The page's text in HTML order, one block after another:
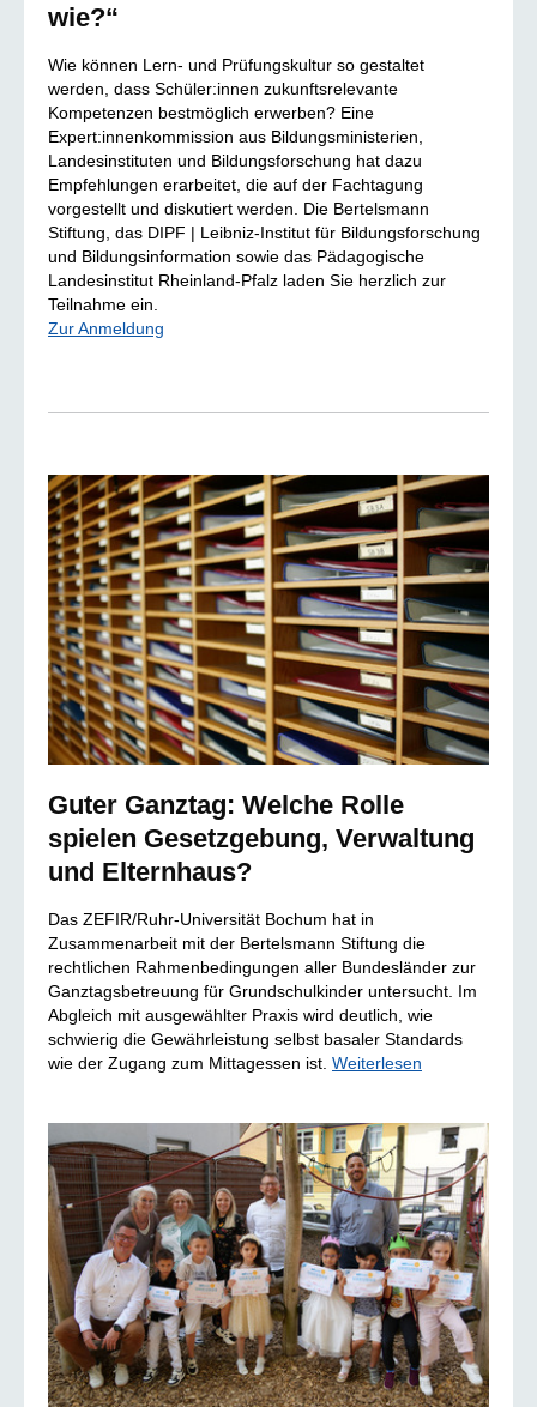
wie?“
Wie können Lern- und Prüfungskultur so gestaltet
werden, dass Schüler:innen zukunftsrelevante
Kompetenzen bestmöglich erwerben? Eine
Expert:innenkommission aus Bildungsministerien,
Landesinstituten und Bildungsforschung hat dazu
Empfehlungen erarbeitet, die auf der Fachtagung
vorgestellt und diskutiert werden. Die Bertelsmann
Stiftung, das DIPF | Leibniz-Institut für Bildungsforschung
und Bildungsinformation sowie das Pädagogische
Landesinstitut Rheinland-Pfalz laden Sie herzlich zur
Teilnahme ein.
Zur Anmeldung
Guter Ganztag: Welche Rolle
spielen Gesetzgebung, Verwaltung
und Elternhaus?
Das ZEFIR/Ruhr-Universität Bochum hat in
Zusammenarbeit mit der Bertelsmann Stiftung die
rechtlichen Rahmenbedingungen aller Bundesländer zur
Ganztagsbetreuung für Grundschulkinder untersucht. Im
Abgleich mit ausgewählter Praxis wird deutlich, wie
schwierig die Gewährleistung selbst basaler Standards
wie der Zugang zum Mittagessen ist. Weiterlesen